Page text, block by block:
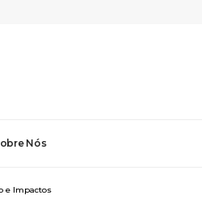
Nós
e Impactos